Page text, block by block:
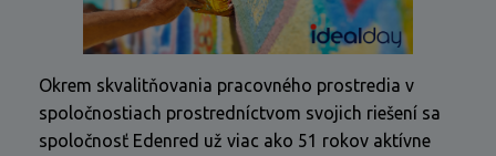
Okrem skvalitňovania pracovného prostredia v
spoločnostiach prostredníctvom svojich riešení sa
spoločnosť Edenred už viac ako 51 rokov aktívne